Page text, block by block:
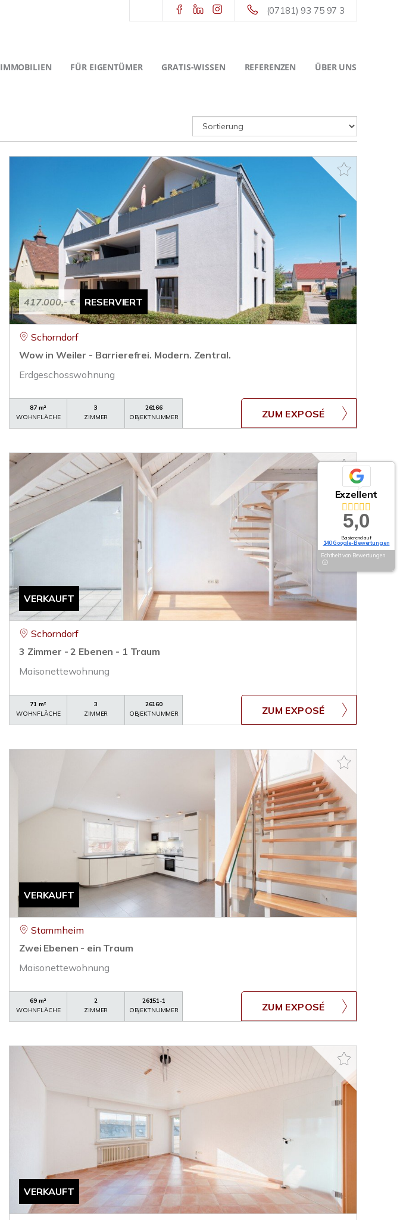
(07181) 93 75 97 3
IMMOBILIEN FÜR EIGENTÜMER GRATIS-WISSEN REFERENZEN ÜBER UNS
417.000,- € RESERVIERT
Schorndorf
Wow in Weiler - Barrierefrei. Modern. Zentral.
Erdgeschosswohnung
87 m²
WOHNFLÄCHE
3
ZIMMER
26166
OBJEKTNUMMER
ZUM EXPOSÉ
VERKAUFT
Schorndorf
3 Zimmer - 2 Ebenen - 1 Traum
Maisonettewohnung
71 m²
WOHNFLÄCHE
3
ZIMMER
26160
OBJEKTNUMMER
ZUM EXPOSÉ
VERKAUFT
Stammheim
Zwei Ebenen - ein Traum
Maisonettewohnung
69 m²
WOHNFLÄCHE
2
ZIMMER
26151-1
OBJEKTNUMMER
ZUM EXPOSÉ
VERKAUFT
Exzellent
5,0
Basierend auf
140 Google-Bewertungen
Echtheit von Bewertungen